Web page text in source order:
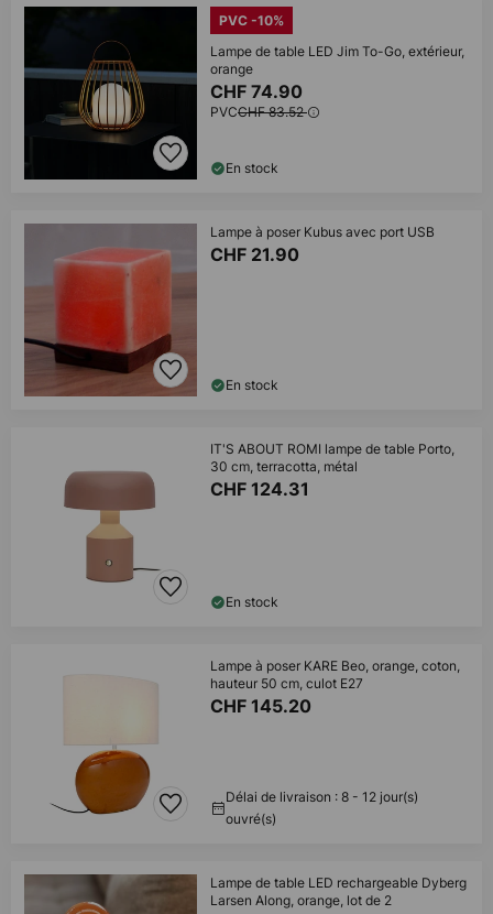
PVC -10%
Lampe de table LED Jim To-Go, extérieur,
orange
CHF 74.90
PVCCHF 83.52
En stock
Lampe à poser Kubus avec port USB
CHF 21.90
En stock
IT'S ABOUT ROMI lampe de table Porto,
30 cm, terracotta, métal
CHF 124.31
En stock
Lampe à poser KARE Beo, orange, coton,
hauteur 50 cm, culot E27
CHF 145.20
Délai de livraison : 8 - 12 jour(s)
ouvré(s)
Lampe de table LED rechargeable Dyberg
Larsen Along, orange, lot de 2